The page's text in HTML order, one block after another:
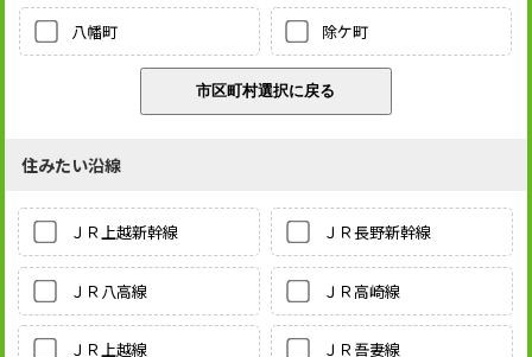
八幡町 除ケ町
住みたい沿線
ＪＲ上越新幹線 ＪＲ長野新幹線
ＪＲ八高線 ＪＲ高崎線
ＪＲ上越線 ＪＲ吾妻線